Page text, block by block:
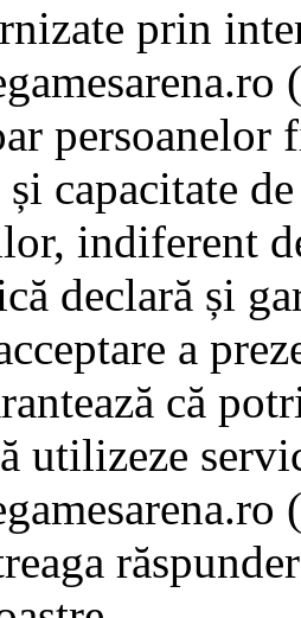
prin
(
capacitate
indiferent
declară și
a
că
utilizeze
(